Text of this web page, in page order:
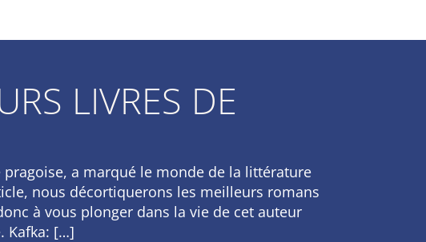
LIVRES DE
pragoise, a marqué le monde de la littérature
nous décortiquerons les meilleurs romans
à vous plonger dans la vie de cet auteur
Kafka: […]